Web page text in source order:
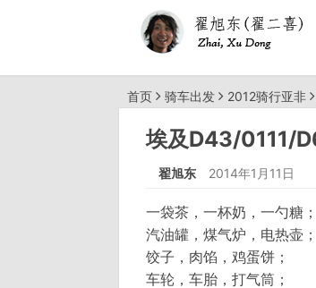
首页 骑车出发 2012骑行亚非
埃及D43/0111/
翟旭东 2014年1月11日
一袋茶，一杯奶，一勺糖；
汽油罐，煤气炉，电热壶；
饺子，肉馅，鸡蛋饼；
车轮，车胎，打气筒；